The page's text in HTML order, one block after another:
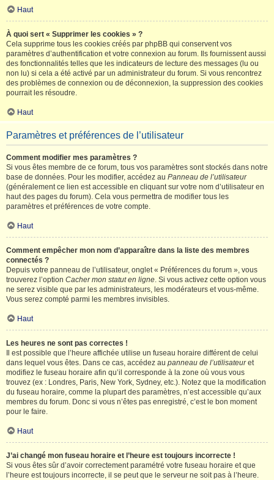
Haut
À quoi sert « Supprimer les cookies » ?
Cela supprime tous les cookies créés par phpBB qui conservent vos
paramètres d’authentification et votre connexion au forum. Ils fournissent aussi
des fonctionnalités telles que les indicateurs de lecture des messages (lu ou
non lu) si cela a été activé par un administrateur du forum. Si vous rencontrez
des problèmes de connexion ou de déconnexion, la suppression des cookies
pourrait les résoudre.
Haut
Paramètres et préférences de l’utilisateur
Comment modifier mes paramètres ?
Si vous êtes membre de ce forum, tous vos paramètres sont stockés dans notre
base de données. Pour les modifier, accédez au Panneau de l’utilisateur
(généralement ce lien est accessible en cliquant sur votre nom d’utilisateur en
haut des pages du forum). Cela vous permettra de modifier tous les
paramètres et préférences de votre compte.
Haut
Comment empêcher mon nom d’apparaître dans la liste des membres
connectés ?
Depuis votre panneau de l’utilisateur, onglet « Préférences du forum », vous
trouverez l’option Cacher mon statut en ligne. Si vous activez cette option vous
ne serez visible que par les administrateurs, les modérateurs et vous-même.
Vous serez compté parmi les membres invisibles.
Haut
Les heures ne sont pas correctes !
Il est possible que l’heure affichée utilise un fuseau horaire différent de celui
dans lequel vous êtes. Dans ce cas, accédez au panneau de l’utilisateuret
modifiez le fuseau horaire afin qu’il corresponde à la zone où vous vous
trouvez (ex : Londres, Paris, New York, Sydney, etc.). Notez que la modification
du fuseau horaire, comme la plupart des paramètres, n’est accessible qu’aux
membres du forum. Donc si vous n’êtes pas enregistré, c’est le bon moment
pour le faire.
Haut
J’ai changé mon fuseau horaire et l’heure est toujours incorrecte !
Si vous êtes sûr d’avoir correctement paramétré votre fuseau horaire et que
l’heure est toujours incorrecte, il se peut que le serveur ne soit pas à l’heure.